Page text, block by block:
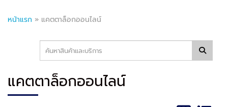
หน้าแรก » แคตตาล็อกออนไลน์
แคตตาล็อกออนไลน์